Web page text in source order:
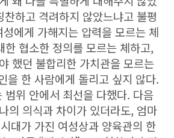
하고 격려하지 않았느냐고 불평
에게 가해지는 압력을 모르는 체
한 협소한 정의를 모르는 체하고,
했던 불합리한 가치관을 모르는
을 한 사람에게 돌리고 싶지 않다.
범위 안에서 최선을 다했다. 다음
의 의식과 차이가 있더라도, 엄마
대가 가진 여성상과 양육관의 한